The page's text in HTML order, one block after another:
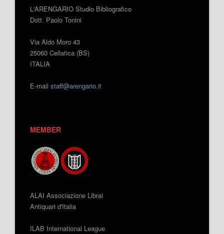
L'ARENGARIO Studio Bibliografico
Dott. Paolo Tonini
Via Aldo Moro 43
25060 Cellatica (BS)
ITALIA
E-mail staff@arengario.it
MEMBER
ALAI Associazione Librai
Antiquari d'Italia
ILAB International League